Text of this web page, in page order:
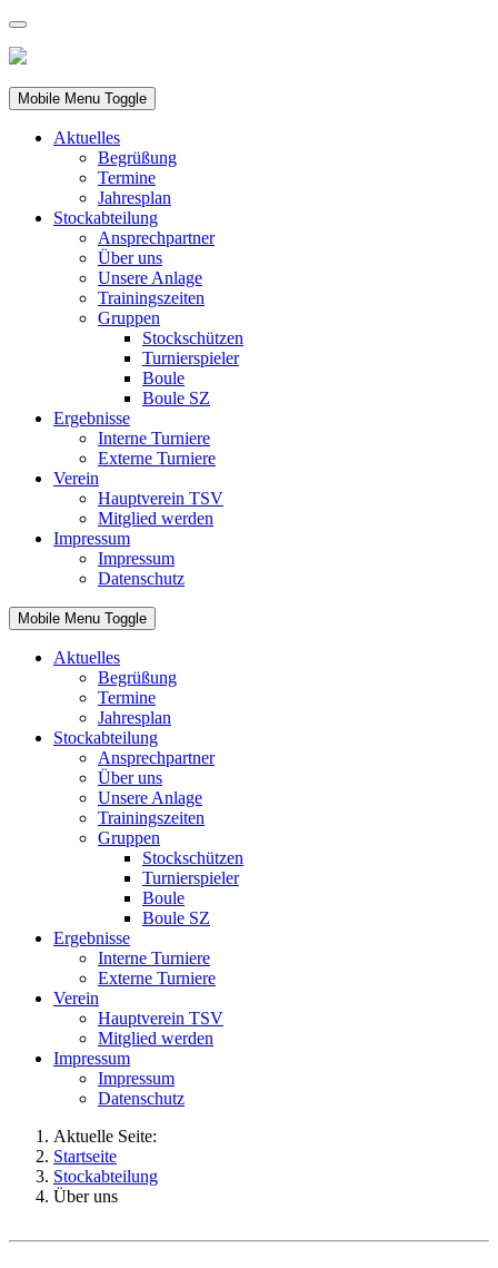
Mobile Menu Toggle
Aktuelles
Begrüßung
Termine
Jahresplan
Stockabteilung
Ansprechpartner
Über uns
Unsere Anlage
Trainingszeiten
Gruppen
Stockschützen
Turnierspieler
Boule
Boule SZ
Ergebnisse
Interne Turniere
Externe Turniere
Verein
Hauptverein TSV
Mitglied werden
Impressum
Impressum
Datenschutz
Mobile Menu Toggle
Aktuelles
Begrüßung
Termine
Jahresplan
Stockabteilung
Ansprechpartner
Über uns
Unsere Anlage
Trainingszeiten
Gruppen
Stockschützen
Turnierspieler
Boule
Boule SZ
Ergebnisse
Interne Turniere
Externe Turniere
Verein
Hauptverein TSV
Mitglied werden
Impressum
Impressum
Datenschutz
Aktuelle Seite:
Startseite
Stockabteilung
Über uns